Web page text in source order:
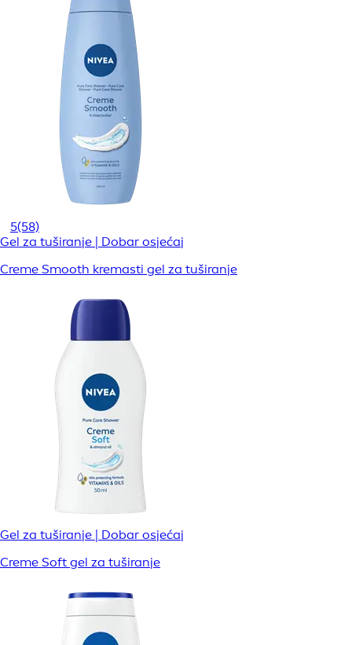
5(58)
Gel za tuširanje | Dobar osjećaj
Creme Smooth kremasti gel za tuširanje
Gel za tuširanje | Dobar osjećaj
Creme Soft gel za tuširanje